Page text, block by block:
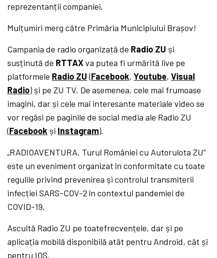
reprezentanții companiei.
Mulțumiri merg către Primăria Municipiului Brașov!
Campania de radio organizată de Radio ZU și
susținută de RTTAXva putea fi urmărită live pe
platformele Radio ZU(Facebook,Youtube,Visual
Radio) și pe ZU TV. De asemenea, cele mai frumoase
imagini, dar și cele mai interesante materiale video se
vor regăsi pe paginile de social media ale Radio ZU
(Facebook și Instagram).
„RADIOAVENTURA, Turul României cu Autorulota ZU”
este un eveniment organizat în conformitate cu toate
regulile privind prevenirea și controlul transmiterii
infecției SARS-COV-2 în contextul pandemiei de
COVID-19.
Ascultă Radio ZU pe toatefrecvențele, dar și pe
aplicația mobilă disponibilă atât pentru Android, cât și
pentru IOS.